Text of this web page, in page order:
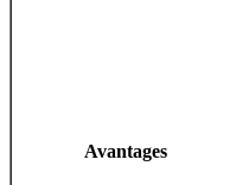
Avantages